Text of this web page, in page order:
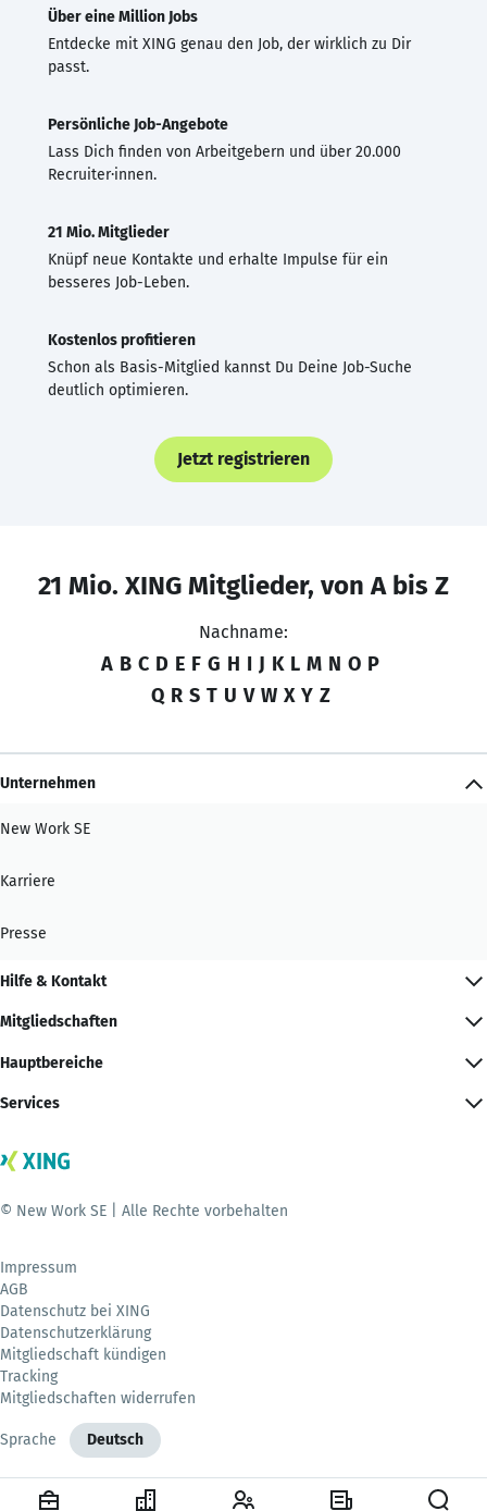
Über eine Million Jobs
Entdecke mit XING genau den Job, der wirklich zu Dir
passt.
Persönliche Job-Angebote
Lass Dich finden von Arbeitgebern und über 20.000
Recruiter·innen.
21 Mio. Mitglieder
Knüpf neue Kontakte und erhalte Impulse für ein
besseres Job-Leben.
Kostenlos profitieren
Schon als Basis-Mitglied kannst Du Deine Job-Suche
deutlich optimieren.
Jetzt registrieren
21 Mio. XING Mitglieder, von A bis Z
Nachname:
A B C D E F G H I J K L M N O P
Q R S T U V W X Y Z
Unternehmen
New Work SE
Karriere
Presse
Hilfe & Kontakt
Mitgliedschaften
Hauptbereiche
Services
© New Work SE | Alle Rechte vorbehalten
Impressum
AGB
Datenschutz bei XING
Datenschutzerklärung
Mitgliedschaft kündigen
Tracking
Mitgliedschaften widerrufen
Sprache Deutsch